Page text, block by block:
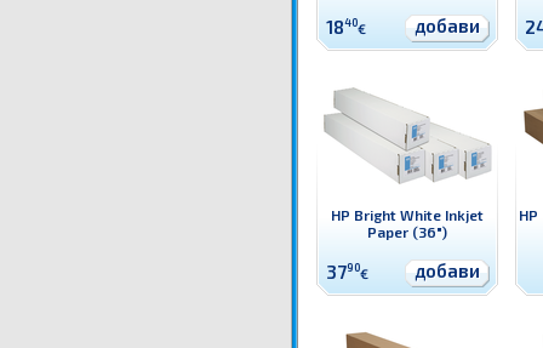
1840€ добави
HP Bright White Inkjet
Paper (36")
3790€ добави